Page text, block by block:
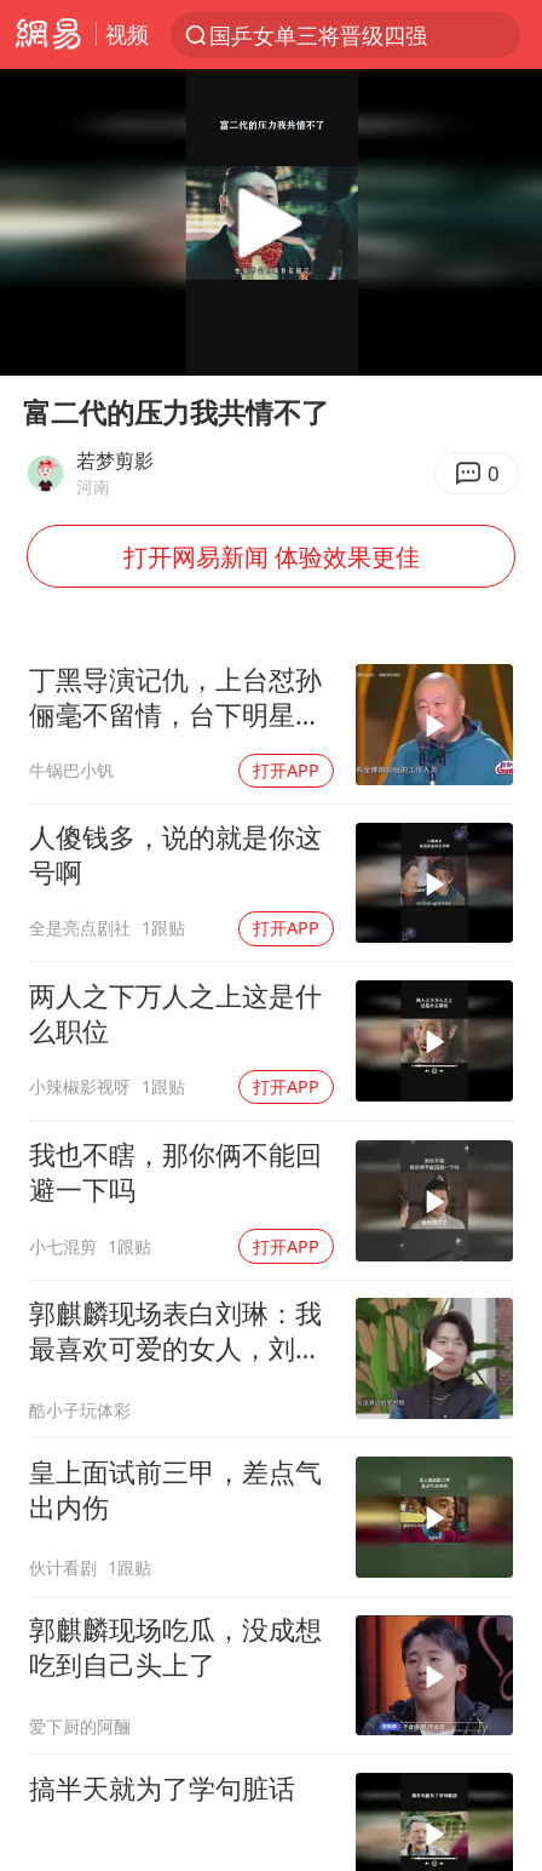
视频
国乒女单三将晋级四强
陈思诚零点晒照为佟丽娅庆生
新疆优化调整景区内自驾服务费
《欢迎来龙餐馆》口碑
黄金牛市回来了吗
全民健身事业高质量发展
唐田赛前发布会上引用《孙子兵法》
商场现钱学森巨幅海报 负责人回应
几元成本的AI广告导致千万市值蒸发
老挝国会主席赛宋蓬逝世
购飞机票7分钟后退票被扣2022元
乐享全民健身 共筑健康中国
Play
富二代的压力我共情不了
若梦剪影
河南 0
打开网易新闻 体验效果更佳
丁黑导演记仇，上台怼孙
俪毫不留情，台下明星大
牛锅巴小钒 打开APP
人傻钱多，说的就是你这
号啊
全是亮点剧社 1跟贴 打开APP
两人之下万人之上这是什
么职位
小辣椒影视呀 1跟贴 打开APP
我也不瞎，那你俩不能回
避一下吗
小七混剪 1跟贴 打开APP
郭麒麟现场表白刘琳：我
最喜欢可爱的女人，刘琳
酷小子玩体彩
皇上面试前三甲，差点气
出内伤
伙计看剧 1跟贴
郭麒麟现场吃瓜，没成想
吃到自己头上了
爱下厨的阿酾
搞半天就为了学句脏话